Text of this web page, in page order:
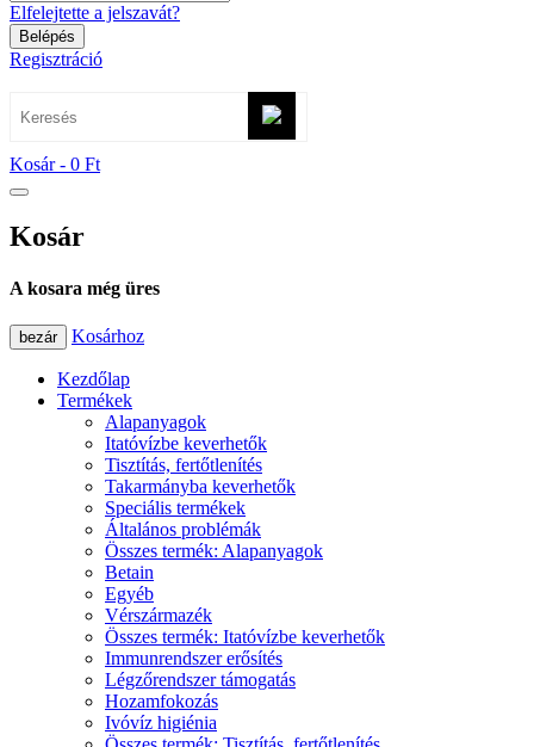
Elfelejtette a jelszavát?
Belépés
Regisztráció
Kosár - 0 Ft
Kosár
A kosara még üres
bezár Kosárhoz
Kezdőlap
Termékek
Alapanyagok
Itatóvízbe keverhetők
Tisztítás, fertőtlenítés
Takarmányba keverhetők
Speciális termékek
Általános problémák
Összes termék: Alapanyagok
Betain
Egyéb
Vérszármazék
Összes termék: Itatóvízbe keverhetők
Immunrendszer erősítés
Légzőrendszer támogatás
Hozamfokozás
Ivóvíz higiénia